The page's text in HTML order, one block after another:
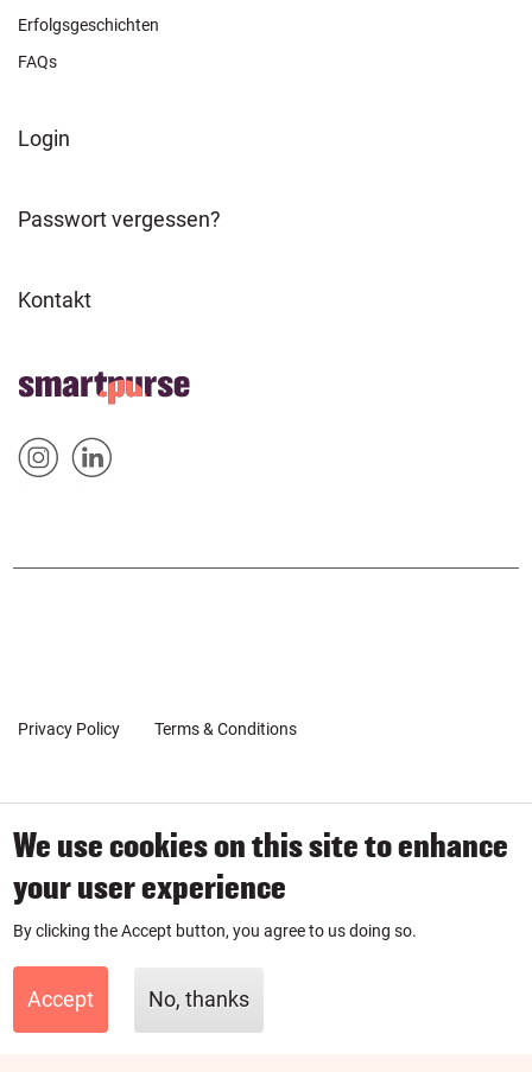
We use cookies on this site to enhance
your user experience
By clicking the Accept button, you agree to us doing so.
Accept No, thanks
Erfolgsgeschichten
FAQs
FOOTER
Login
Passwort vergessen?
Kontakt
FOOTER
Home
Sm
artp
Inst
Sm
artp
Link
Privacy Policy Terms & Conditions
© 2019-2026 by SmartPurse
SmartPurse Limited is a company registered in England & Wales
with number 11881335.